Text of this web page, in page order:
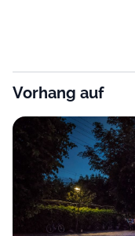
Vorhang auf